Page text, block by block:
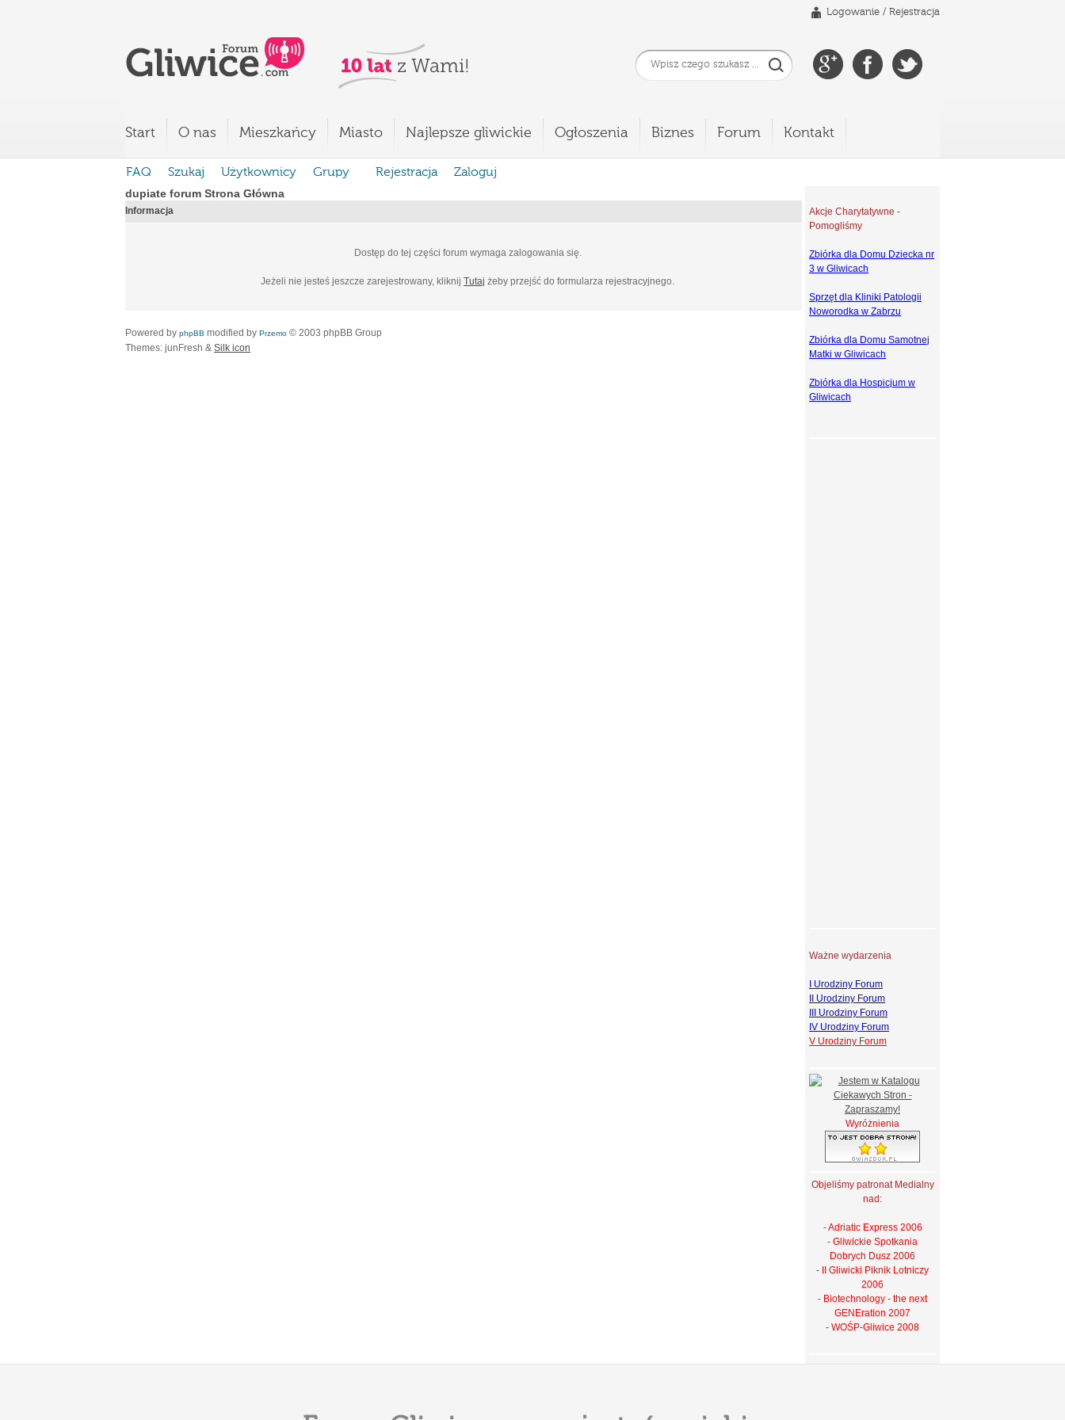
Logowanie / Rejestracja
Start O nas Mieszkańcy Miasto Najlepsze gliwickie Ogłoszenia Biznes Forum Kontakt
FAQ Szukaj Użytkownicy Grupy Rejestracja
Zaloguj
dupiate forum Strona Główna
Informacja
Dostęp do tej części forum wymaga zalogowania się.
Jeżeli nie jesteś jeszcze zarejestrowany, kliknij Tutaj żeby przejść do formularza rejestracyjnego.
Powered by phpBB modified by Przemo © 2003 phpBB Group
Themes: junFresh & Silk icon
Akcje Charytatywne -
Pomogliśmy
Zbiórka dla Domu Dziecka nr
3 w Gliwicach
Sprzęt dla Kliniki Patologii
Noworodka w Zabrzu
Zbiórka dla Domu Samotnej
Matki w Gliwicach
Zbiórka dla Hospicjum w
Gliwicach
Ważne wydarzenia
I Urodziny Forum
II Urodziny Forum
III Urodziny Forum
IV Urodziny Forum
V Urodziny Forum
Wyróżnienia
Objeliśmy patronat Medialny
nad:
- Adriatic Express 2006
- Gliwickie Spotkania
Dobrych Dusz 2006
- II Gliwicki Piknik Lotniczy
2006
- Biotechnology - the next
GENEration 2007
- WOŚP-Gliwice 2008